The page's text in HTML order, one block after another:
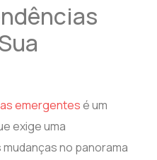
emergentesé um
exige uma
no panorama